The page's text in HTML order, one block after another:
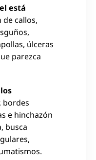
está
de callos,
úlceras
parezca
bordes
e hinchazón
busca